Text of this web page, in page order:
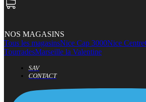
NOS MAGASINS
Tous les magasinsNice Cap 3000Nice Centre
TourradesMarseille la Valentine
SAV
CONTACT